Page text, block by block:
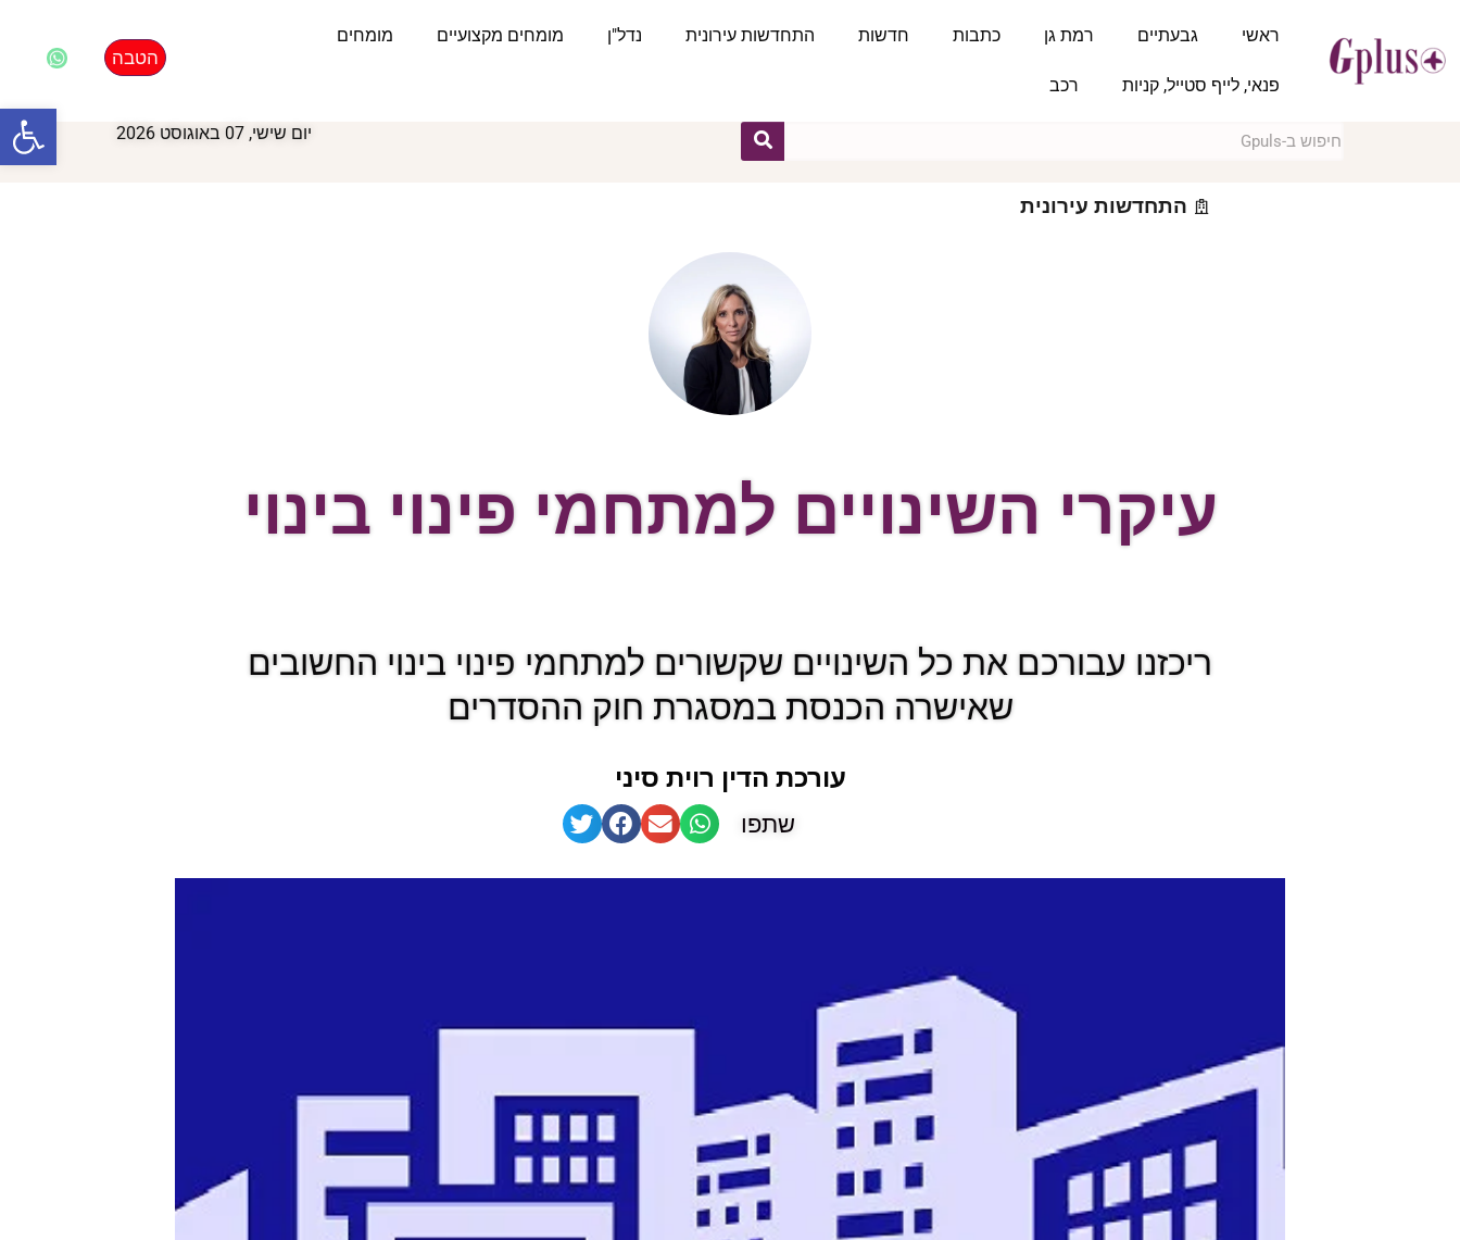
ראשי גבעתיים רמת גן כתבות חדשות התחדשות עירונית נדל"ן מומחים מקצועיים מומחים
פנאי, לייף סטייל, קניות רכב
הטבה
יום שישי, 07 באוגוסט 2026
התחדשות עירונית
עיקרי השינויים למתחמי פינוי בינוי
ריכזנו עבורכם את כל השינויים שקשורים למתחמי פינוי בינוי החשובים
שאישרה הכנסת במסגרת חוק ההסדרים
עורכת הדין רוית סיני
שתפו
פתח